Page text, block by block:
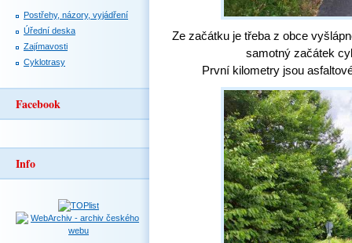
Ze začátku je třeba z obce
samotný začátek
První kilometry jsou
Postřehy, názory, vyjádření
Úřední deska
Zajímavosti
Cyklotrasy
Facebook
Info